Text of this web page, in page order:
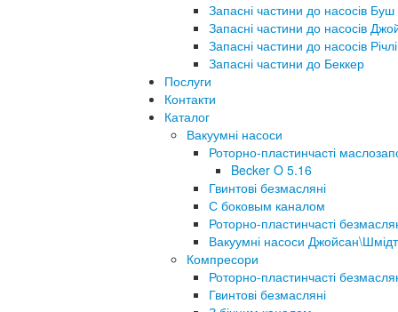
Запасні частини до насосів Буш
Запасні частини до насосів
Запасні частини до насосів Річлі
Запасні частини до Беккер
Послуги
Контакти
Каталог
Вакуумні насоси
Роторно-пластинчасті
Becker O 5.16
Гвинтові безмасляні
С боковым каналом
Роторно-пластинчасті
Вакуумні насоси Джойсан\Шмідт
Компресори
Роторно-пластинчасті
Гвинтові безмасляні